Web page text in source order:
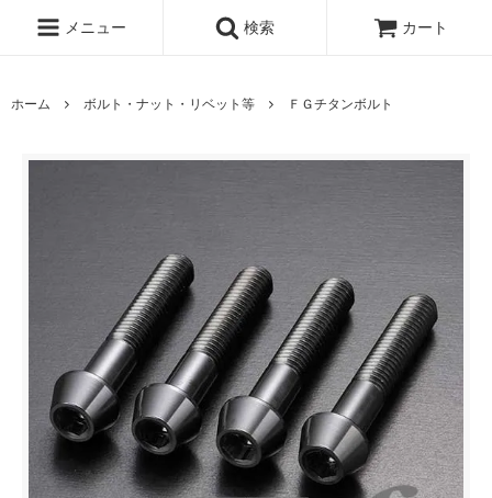
メニュー 検索 カート
ホーム ボルト・ナット・リベット等 ＦＧチタンボルト